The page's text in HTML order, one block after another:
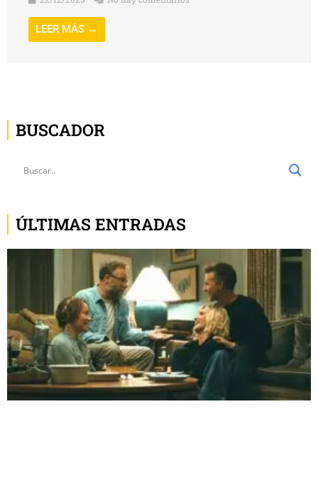
LEER MÁS →
BUSCADOR
ÚLTIMAS ENTRADAS